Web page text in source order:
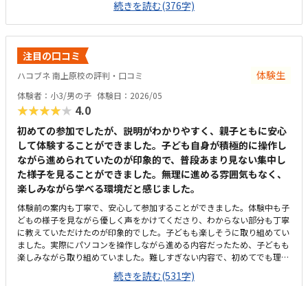
通えるので、許容範囲かなと思った。ロボットを使ったコースと、ロブロ
ックスコースの部屋が壁1枚で分かれていたが、ロボットの方の音量(声
量？)がどのくらいになるか後から気になったが、聞き忘れてしまった。
他の習い事と比べると少し高い。込み込みで月謝が1万円くらいだと嬉し
い。月に3回ということについては不満はない。同上。子どもが、教材が
使いやすそうと言っていた。
続きを読む(376字)
注目の口コミ
ハコブネ 南上原校の評判・口コミ 体験生
体験者：小3/男の子 体験日：2026/05
★★★★★ 4.0
初めての参加でしたが、説明がわかりやすく、親子ともに安心
して体験することができました。子ども自身が積極的に操作し
ながら進められていたのが印象的で、普段あまり見ない集中し
た様子を見ることができました。無理に進める雰囲気もなく、
楽しみながら学べる環境だと感じました。
体験前の案内も丁寧で、安心して参加することができました。体験中も子
どもの様子を見ながら優しく声をかけてくださり、わからない部分も丁寧
に教えていただけたのが印象的でした。子どもも楽しそうに取り組めてい
ました。実際にパソコンを操作しながら進める内容だったため、子どもも
楽しみながら取り組めていました。難しすぎない内容で、初めてでも理解
しやすいよう工夫されていると感じました。体験教室は実際に通う教室と
は別会場でしたが、アクセスはわかりやすかったです。近隣の駐車場から
続きを読む(531字)